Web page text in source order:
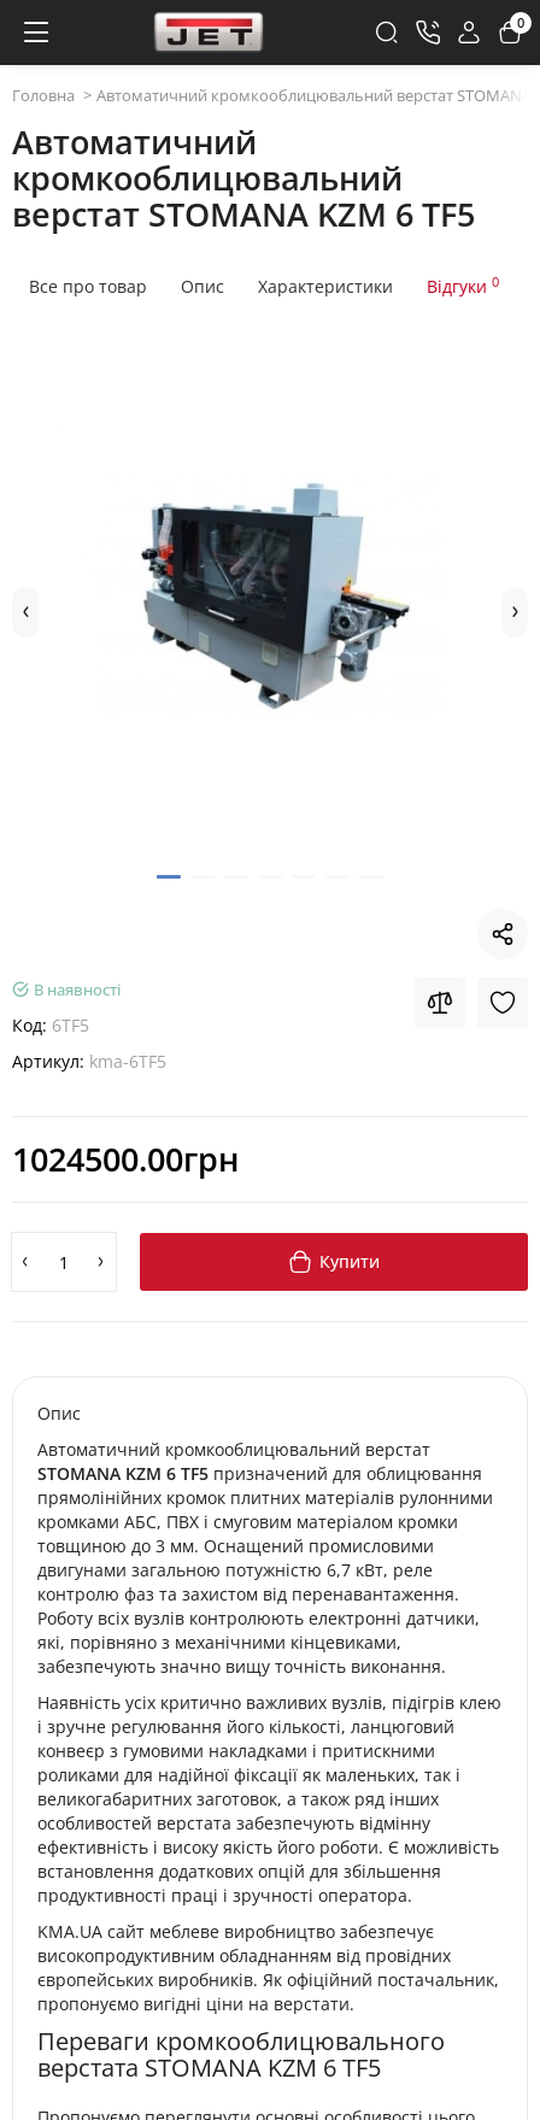
0
Головна Автоматичний кромкооблицювальний верстат STOMANA
Автоматичний
кромкооблицювальний
верстат STOMANA KZM 6 TF5
Все про товар Опис Характеристики Відгуки 0
В наявності
Код: 6TF5
Артикул: kma-6TF5
1024500.00грн
Купити
Опис
Автоматичний кромкооблицювальний верстат
STOMANA KZM 6 TF5 призначений для облицювання
прямолінійних кромок плитних матеріалів рулонними
кромками АБС, ПВХ і смуговим матеріалом кромки
товщиною до 3 мм. Оснащений промисловими
двигунами загальною потужністю 6,7 кВт, реле
контролю фаз та захистом від перенавантаження.
Роботу всіх вузлів контролюють електронні датчики,
які, порівняно з механічними кінцевиками,
забезпечують значно вищу точність виконання.
Наявність усіх критично важливих вузлів, підігрів клею
і зручне регулювання його кількості, ланцюговий
конвеєр з гумовими накладками і притискними
роликами для надійної фіксації як маленьких, так і
великогабаритних заготовок, а також ряд інших
особливостей верстата забезпечують відмінну
ефективність і високу якість його роботи. Є можливість
встановлення додаткових опцій для збільшення
продуктивності праці і зручності оператора.
KMA.UA сайт меблеве виробництво забезпечує
високопродуктивним обладнанням від провідних
європейських виробників. Як офіційний постачальник,
пропонуємо вигідні ціни на верстати.
Переваги кромкооблицювального
верстата STOMANA KZM 6 TF5